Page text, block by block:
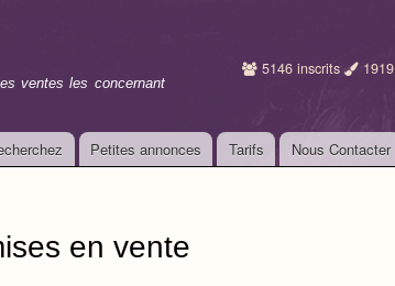
ventes les concernant
5146 inscrits 1919
Petites annonces Tarifs Nous Contacter
en vente